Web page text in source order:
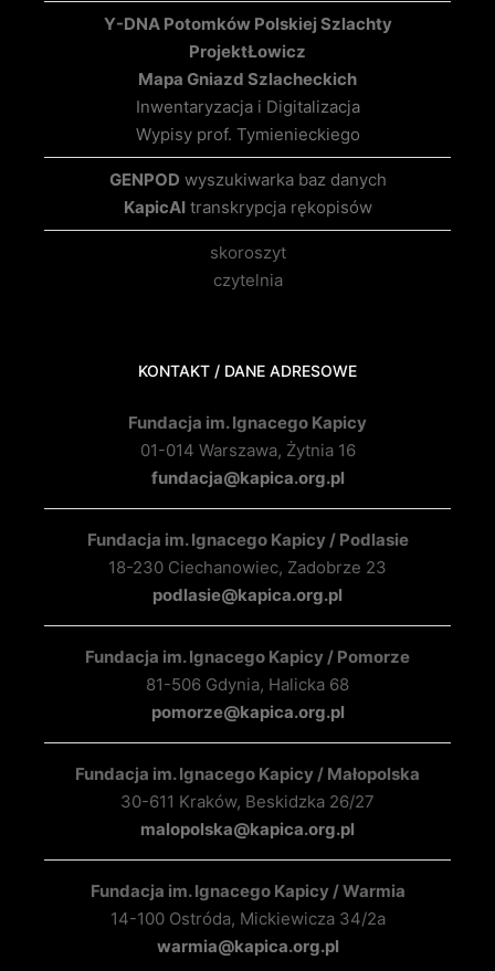
Y-DNA Potomków Polskiej Szlachty
ProjektŁowicz
Mapa Gniazd Szlacheckich
Inwentaryzacja i Digitalizacja
Wypisy prof. Tymienieckiego
GENPOD wyszukiwarka baz danych
KapicAItranskrypcja rękopisów
skoroszyt
czytelnia
KONTAKT / DANE ADRESOWE
Fundacja im. Ignacego Kapicy
01-014 Warszawa, Żytnia 16
fundacja@kapica.org.pl
Fundacja im. Ignacego Kapicy / Podlasie
18-230 Ciechanowiec, Zadobrze 23
podlasie@kapica.org.pl
Fundacja im. Ignacego Kapicy / Pomorze
81-506 Gdynia, Halicka 68
pomorze@kapica.org.pl
Fundacja im. Ignacego Kapicy / Małopolska
30-611 Kraków, Beskidzka 26/27
malopolska@kapica.org.pl
Fundacja im. Ignacego Kapicy / Warmia
14-100 Ostróda, Mickiewicza 34/2a
warmia@kapica.org.pl